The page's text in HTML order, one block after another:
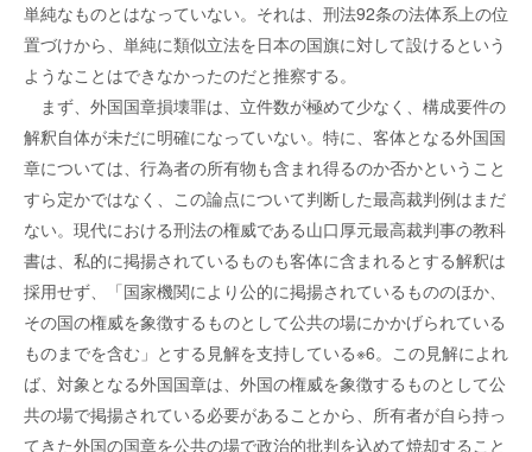
単純なものとはなっていない。それは、刑法92条の法体系上の位
置づけから、単純に類似立法を日本の国旗に対して設けるという
ようなことはできなかったのだと推察する。
まず、外国国章損壊罪は、立件数が極めて少なく、構成要件の
解釈自体が未だに明確になっていない。特に、客体となる外国国
章については、行為者の所有物も含まれ得るのか否かということ
すら定かではなく、この論点について判断した最高裁判例はまだ
ない。現代における刑法の権威である山口厚元最高裁判事の教科
書は、私的に掲揚されているものも客体に含まれるとする解釈は
採用せず、「国家機関により公的に掲揚されているもののほか、
その国の権威を象徴するものとして公共の場にかかげられている
ものまでを含む」とする見解を支持している※6。この見解によれ
ば、対象となる外国国章は、外国の権威を象徴するものとして公
共の場で掲揚されている必要があることから、所有者が自ら持っ
てきた外国の国章を公共の場で政治的批判を込めて焼却すること